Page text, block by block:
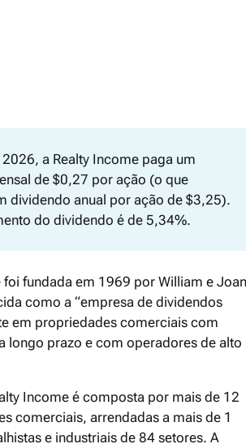
a Realty Income paga um
de $0,27 por ação (o que
dividendo anual por ação de $3,25).
do dividendo é de 5,34%.
foi fundada em 1969 por William e Joan
como a “empresa de dividendos
em propriedades comerciais com
longo prazo e com operadores de alto
Income é composta por mais de 12
comerciais, arrendadas a mais de 1
e industriais de 84 setores. A